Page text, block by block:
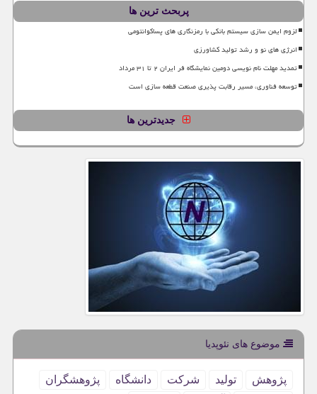
پربحث ترین ها
لزوم ایمن سازی سیستم بانکی با رمزنگاری های پساکوانتومی
انرژی های نو و رشد تولید کشاورزی
تمدید مهلت نام نویسی دومین نمایشگاه فر ایران ۲ تا ۳۱ مرداد
توسعه فناوری، مسیر رقابت پذیری صنعت قطعه سازی است
جدیدترین ها
موضوع های نئوپدیا
پژوهش تولید شركت دانشگاه
پژوهشگران